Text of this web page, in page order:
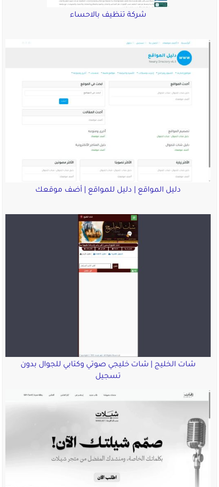
شركة تنظيف بالاحساء
دليل المواقع | دليل للمواقع | أضف موقعك
شات الخليج | شات خليجي صوتي وكتابي للجوال بدون
تسجيل